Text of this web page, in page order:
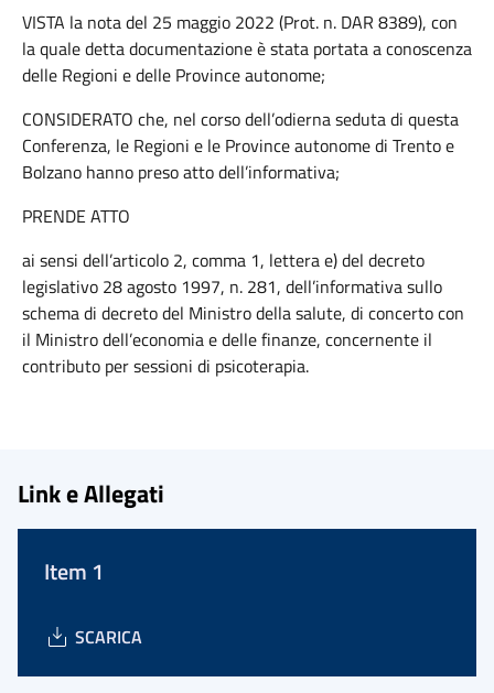
VISTA la nota del 25 maggio 2022 (Prot. n. DAR 8389), con
la quale detta documentazione è stata portata a conoscenza
delle Regioni e delle Province autonome;
CONSIDERATO che, nel corso dell’odierna seduta di questa
Conferenza, le Regioni e le Province autonome di Trento e
Bolzano hanno preso atto dell’informativa;
PRENDE ATTO
ai sensi dell’articolo 2, comma 1, lettera e) del decreto
legislativo 28 agosto 1997, n. 281, dell’informativa sullo
schema di decreto del Ministro della salute, di concerto con
il Ministro dell’economia e delle finanze, concernente il
contributo per sessioni di psicoterapia.
Link e Allegati
Item 1
SCARICA